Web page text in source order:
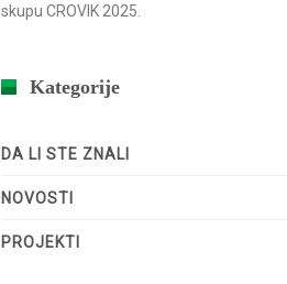
skupu CROVIK 2025.
Kategorije
DA LI STE ZNALI
NOVOSTI
PROJEKTI